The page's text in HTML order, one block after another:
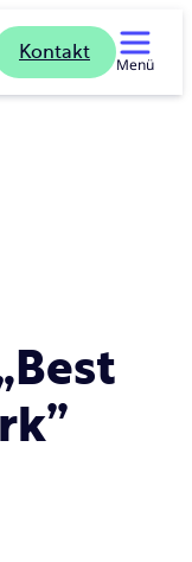
Kontakt
Menü